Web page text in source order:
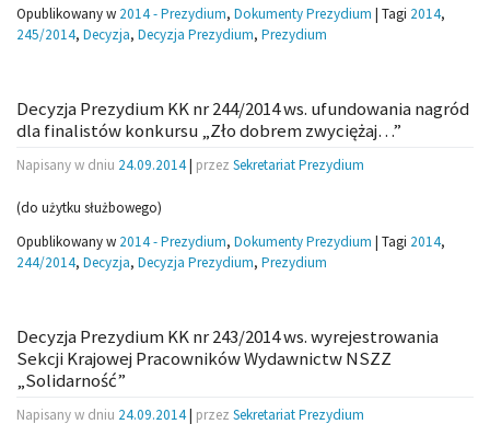
Opublikowany w 2014 - Prezydium, Dokumenty Prezydium Tagi 2014,
245/2014, Decyzja, Decyzja Prezydium, Prezydium
Decyzja Prezydium KK nr 244/2014 ws. ufundowania nagród
dla finalistów konkursu „Zło dobrem zwyciężaj…”
Napisany w dniu 24.09.2014| przez Sekretariat Prezydium
(do użytku służbowego)
Opublikowany w 2014 - Prezydium, Dokumenty Prezydium | Tagi 2014,
244/2014, Decyzja, Decyzja Prezydium, Prezydium
Decyzja Prezydium KK nr 243/2014 ws. wyrejestrowania
Sekcji Krajowej Pracowników Wydawnictw NSZZ
„Solidarność”
Napisany w dniu 24.09.2014| przez Sekretariat Prezydium